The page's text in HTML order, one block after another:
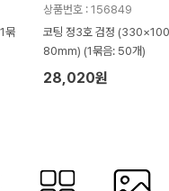
묶
상품번호 : 156849
코팅 정3호 검정
80mm) (1묶음: 50개)
28,020원